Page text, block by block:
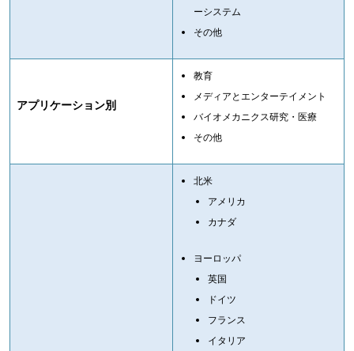
ーシステム
その他
アプリケーション別
教育
メディアとエンターテイメント
バイオメカニクス研究・医療
その他
北米
アメリカ
カナダ
ヨーロッパ
英国
ドイツ
フランス
イタリア